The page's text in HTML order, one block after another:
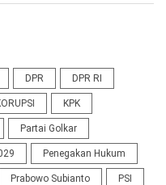
DPR DPR RI
KPK
Partai Golkar
Penegakan Hukum
Prabowo Subianto PSI